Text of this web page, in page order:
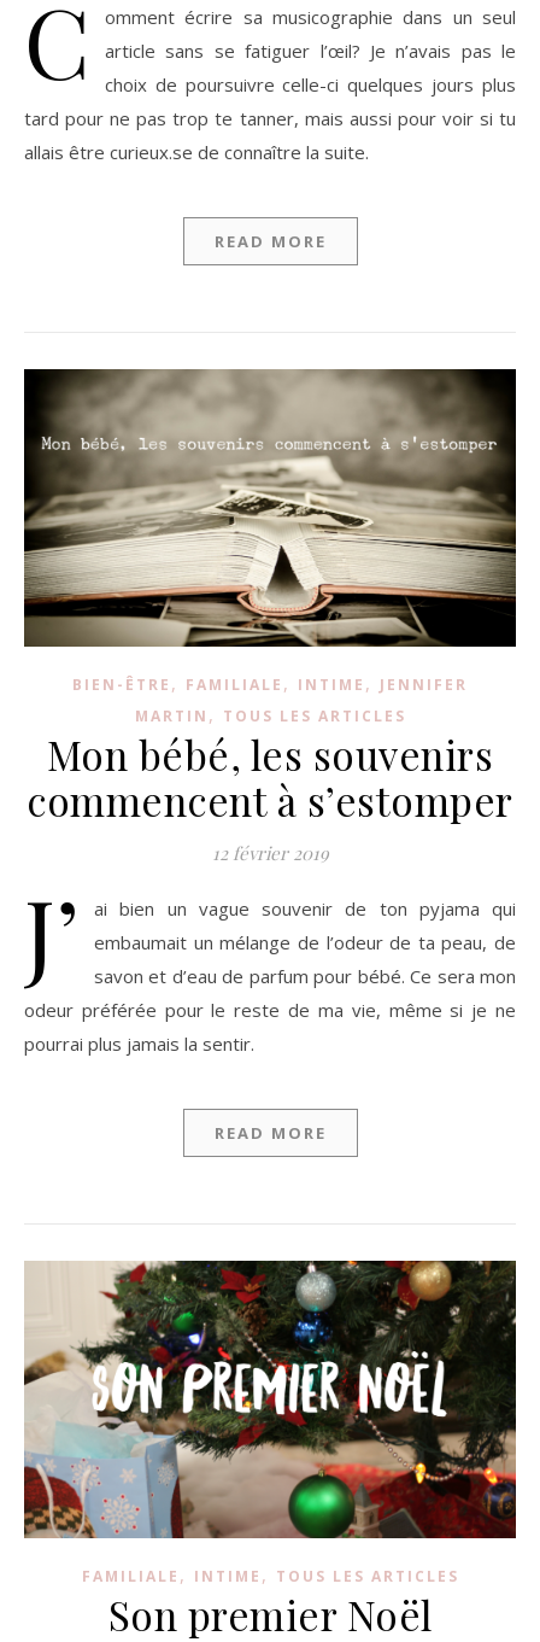
C
omment écrire sa musicographie dans un seul
article sans se fatiguer l’œil? Je n’avais pas le
choix de poursuivre celle-ci quelques jours plus
tard pour ne pas trop te tanner, mais aussi pour voir si tu
allais être curieux.se de connaître la suite.
READ MORE
BIEN-ÊTRE , FAMILIALE , INTIME , JENNIFER
MARTIN , TOUS LES ARTICLES
Mon bébé, les souvenirs
commencent à s’estomper
12 février 2019
J’
ai bien un vague souvenir de ton pyjama qui
embaumait un mélange de l’odeur de ta peau, de
savon et d’eau de parfum pour bébé. Ce sera mon
odeur préférée pour le reste de ma vie, même si je ne
pourrai plus jamais la sentir.
READ MORE
FAMILIALE , INTIME , TOUS LES ARTICLES
Son premier Noël